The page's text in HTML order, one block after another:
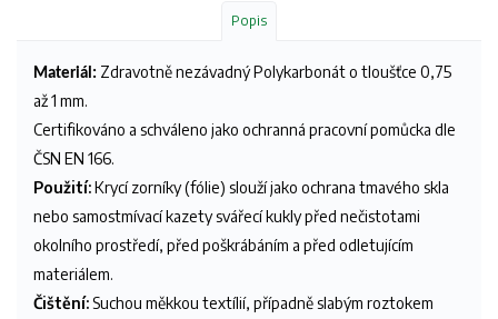
Popis
Materiál: Zdravotně nezávadný Polykarbonát o tloušťce 0,75
až 1 mm.
Certifikováno a schváleno jako ochranná pracovní pomůcka dle
ČSN EN 166.
Použití:Krycí zorníky (fólie) slouží jako ochrana tmavého skla
nebo samostmívací kazety svářecí kukly před nečistotami
okolního prostředí, před poškrábáním a před odletujícím
materiálem.
Čištění: Suchou měkkou textílií, případně slabým roztokem